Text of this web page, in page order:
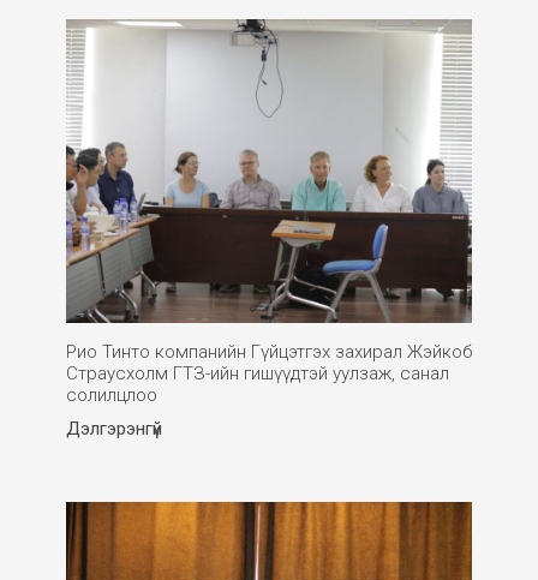
Рио Тинто компанийн Гүйцэтгэх захирал Жэйкоб
Страусхолм ГТЗ-ийн гишүүдтэй уулзаж, санал
солилцлоо
Дэлгэрэнгүй